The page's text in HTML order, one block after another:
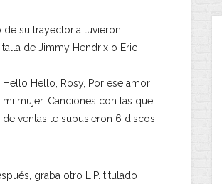
de su trayectoria tuvieron
de Jimmy Hendrix o Eric
Hello, Rosy, Por ese amor
mujer. Canciones con las que
ventas le supusieron 6 discos
graba otro L.P. titulado